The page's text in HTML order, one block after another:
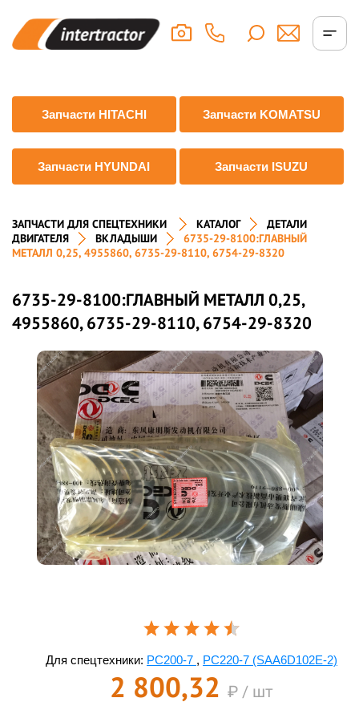
Запчасти HITACHI Запчасти KOMATSU
Запчасти HYUNDAI Запчасти ISUZU
ЗАПЧАСТИ ДЛЯ СПЕЦТЕХНИКИ КАТАЛОГ
ДЕТАЛИ
ДВИГАТЕЛЯ
ВКЛАДЫШИ
6735-29-8100:ГЛАВНЫЙ
МЕТАЛЛ 0,25, 4955860, 6735-29-8110, 6754-29-8320
6735-29-8100:ГЛАВНЫЙ МЕТАЛЛ 0,25,
4955860, 6735-29-8110, 6754-29-8320
Для спецтехники: PC200-7 , PC220-7 (SAA6D102E-2)
2 800,32 ₽ / шт